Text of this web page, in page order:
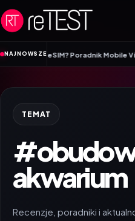
Przejdź do treści
NAJNOWSZE
eSIM? Poradnik Mobile Vikings•
TEMAT
akwarium
Recenzje, poradniki i